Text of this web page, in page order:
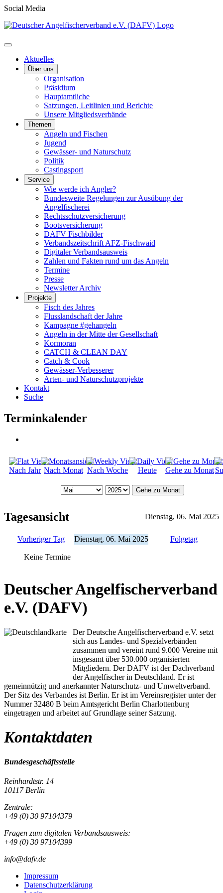
Social Media
Aktuelles
Über uns
Organisation
Präsidium
Hauptamtliche
Satzungen, Leitlinien und Berichte
Unsere Mitgliedsverbände
Themen
Angeln und Fischen
Jugend
Gewässer- und Naturschutz
Politik
Castingsport
Service
Wie werde ich Angler?
Bundesweite Regelungen zur Ausübung der
Angelfischerei
Rechtsschutzversicherung
Bootsversicherung
DAFV Fischbilder
Verbandszeitschrift AFZ-Fischwaid
Digitaler Verbandsausweis
Zahlen und Fakten rund um das Angeln
Termine
Presse
Newsletter Archiv
Projekte
Fisch des Jahres
Flusslandschaft der Jahre
Kampagne #gehangeln
Angeln in der Mitte der Gesellschaft
Kormoran
CATCH & CLEAN DAY
Catch & Cook
Gewässer-Verbesserer
Arten- und Naturschutzprojekte
Kontakt
Suche
Terminkalender
Nach Jahr Nach Monat Nach Woche Heute Gehe zu Monat
Gehe zu Monat
Tagesansicht Dienstag, 06. Mai 2025
Vorheriger Tag Dienstag, 06. Mai 2025 Folgetag
Keine Termine
Deutscher Angelfischerverband
e.V. (DAFV)
Der Deutsche Angelfischerverband e.V. setzt
sich aus Landes- und Spezialverbänden
zusammen und vereint rund 9.000 Vereine mit
insgesamt über 530.000 organisierten
Mitgliedern. Der DAFV ist der Dachverband
der Angelfischer in Deutschland. Er ist
gemeinnützig und anerkannter Naturschutz- und Umweltverband.
Der Sitz des Verbandes ist Berlin. Er ist im Vereinsregister unter der
Nummer 32480 B beim Amtsgericht Berlin Charlottenburg
eingetragen und arbeitet auf Grundlage seiner Satzung.
Kontaktdaten
Bundesgeschäftsstelle
Reinhardtstr. 14
10117 Berlin
Zentrale:
+49 (0) 30 97104379
Fragen zum digitalen Verbandsausweis:
+49 (0) 30 97104399
info@dafv.de
Impressum
Datenschutzerklärung